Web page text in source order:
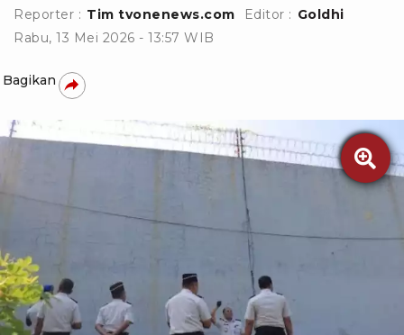
Reporter : Tim tvonenews.com Editor : Goldhi
Rabu, 13 Mei 2026 - 13:57 WIB
Bagikan

tim tvOne